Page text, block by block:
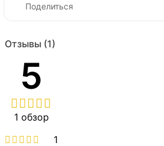
Поделиться
Отзывы (1)
5
1 обзор
1